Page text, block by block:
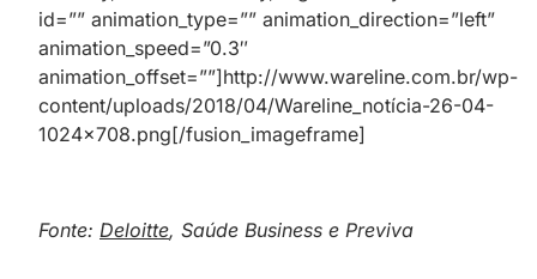
id=”” animation_type=”” animation_direction=”left”
animation_speed=”0.3″
animation_offset=””]http://www.wareline.com.br/wp-
content/uploads/2018/04/Wareline_notícia-26-04-
1024×708.png[/fusion_imageframe]
Fonte: Deloitte, Saúde Business e Previva